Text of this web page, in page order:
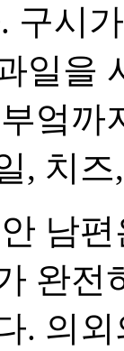
구시
일을
엌까
, 치
남
완전
. 의